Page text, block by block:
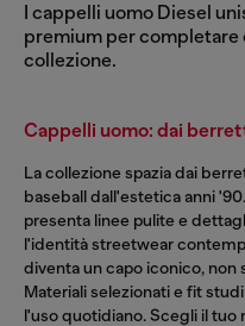
I cappelli uomo Diesel
premium per completare
collezione.
Cappelli uomo: dai
La collezione spazia dai
baseball dall'estetica anni
presenta linee pulite e
l'identità streetwear
diventa un capo iconico,
Materiali selezionati e fit
l'uso quotidiano. Scegli il tuo